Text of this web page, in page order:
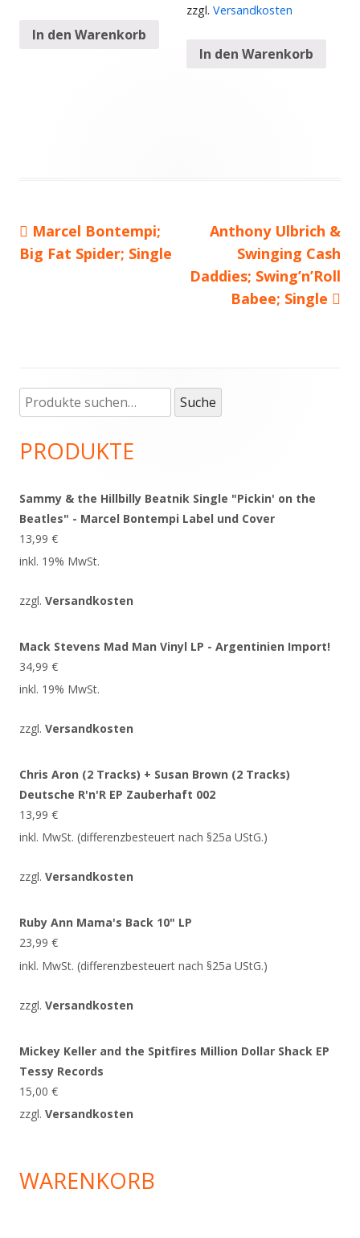
In den Warenkorb
zzgl. Versandkosten
In den Warenkorb
Beitragsnavigation
Vorheriger
Beitrag:
Marcel Bontempi;
Big Fat Spider; Single
Nächster
Beitrag
Anthony Ulbrich &
Swinging Cash
Daddies; Swing’n’Roll
Babee; Single
Haupt-
Seitenleiste
Suche
nach:
Suche
PRODUKTE
Sammy & the Hillbilly Beatnik Single "Pickin' on the
Beatles" - Marcel Bontempi Label und Cover
13,99 €
inkl. 19% MwSt.
zzgl. Versandkosten
Mack Stevens Mad Man Vinyl LP - Argentinien Import!
34,99 €
inkl. 19% MwSt.
zzgl. Versandkosten
Chris Aron (2 Tracks) + Susan Brown (2 Tracks)
Deutsche R'n'R EP Zauberhaft 002
13,99 €
inkl. MwSt. (differenzbesteuert nach §25a UStG.)
zzgl. Versandkosten
Ruby Ann Mama's Back 10" LP
23,99 €
inkl. MwSt. (differenzbesteuert nach §25a UStG.)
zzgl. Versandkosten
Mickey Keller and the Spitfires Million Dollar Shack EP
Tessy Records
15,00 €
zzgl. Versandkosten
WARENKORB